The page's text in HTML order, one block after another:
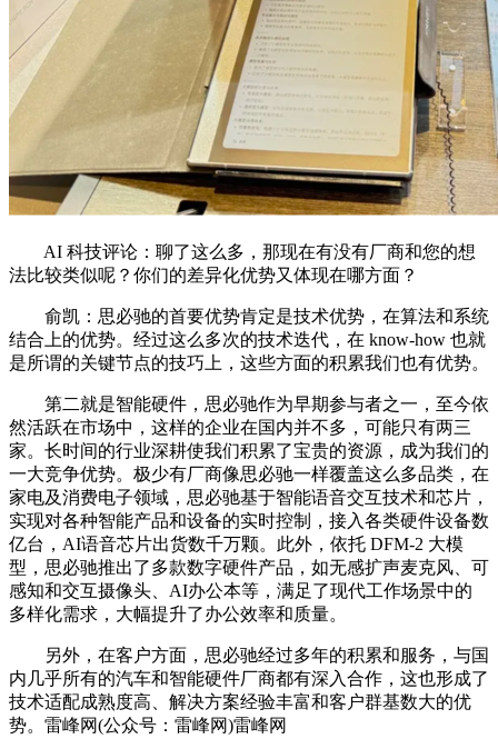
AI 科技评论：聊了这么多，那现在有没有厂商和您的想
法比较类似呢？你们的差异化优势又体现在哪方面？
俞凯：思必驰的首要优势肯定是技术优势，在算法和系统
结合上的优势。经过这么多次的技术迭代，在 know-how 也就
是所谓的关键节点的技巧上，这些方面的积累我们也有优势。
第二就是智能硬件，思必驰作为早期参与者之一，至今依
然活跃在市场中，这样的企业在国内并不多，可能只有两三
家。长时间的行业深耕使我们积累了宝贵的资源，成为我们的
一大竞争优势。极少有厂商像思必驰一样覆盖这么多品类，在
家电及消费电子领域，思必驰基于智能语音交互技术和芯片，
实现对各种智能产品和设备的实时控制，接入各类硬件设备数
亿台，AI语音芯片出货数千万颗。此外，依托 DFM-2 大模
型，思必驰推出了多款数字硬件产品，如无感扩声麦克风、可
感知和交互摄像头、AI办公本等，满足了现代工作场景中的
多样化需求，大幅提升了办公效率和质量。
另外，在客户方面，思必驰经过多年的积累和服务，与国
内几乎所有的汽车和智能硬件厂商都有深入合作，这也形成了
技术适配成熟度高、解决方案经验丰富和客户群基数大的优
势。雷峰网(公众号：雷峰网)雷峰网